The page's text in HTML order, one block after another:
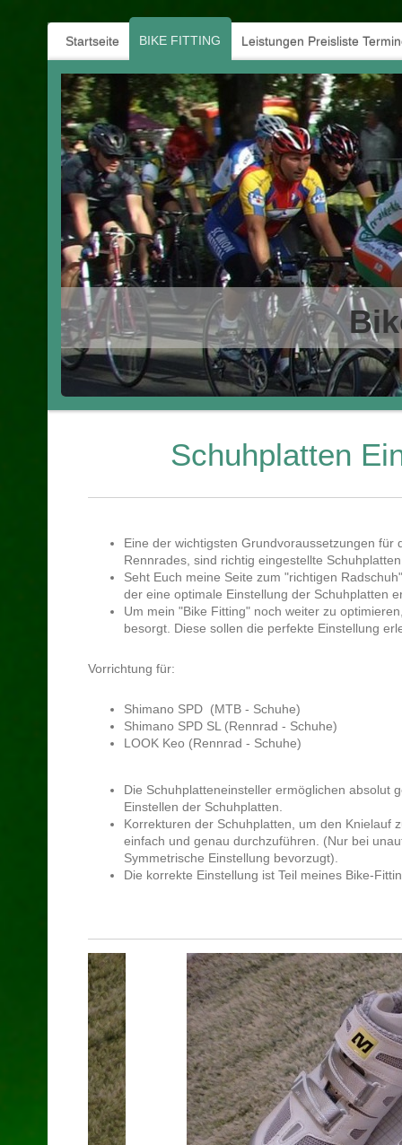
Startseite BIKE FITTING Leistungen Preisliste
Schuhplatten
Eine der wichtigsten Grundvoraussetzungen für
Rennrades, sind richtig eingestellte
Seht Euch meine Seite zum "richtigen
der eine optimale Einstellung der Schuhplatten
Um mein "Bike Fitting" noch weiter zu
besorgt. Diese sollen die perfekte Einstellung
Vorrichtung für:
Shimano SPD (MTB - Schuhe)
Shimano SPD SL (Rennrad - Schuhe)
LOOK Keo (Rennrad - Schuhe)
Die Schuhplatteneinsteller ermöglichen absolut
Einstellen der Schuhplatten.
Korrekturen der Schuhplatten, um den Knielauf
einfach und genau durchzuführen. (Nur bei
Symmetrische Einstellung bevorzugt).
Die korrekte Einstellung ist Teil meines Bike-